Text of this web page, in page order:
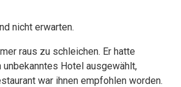
nicht erwarten.
raus zu schleichen. Er hatte
Hotel ausgewählt,
war ihnen empfohlen worden.